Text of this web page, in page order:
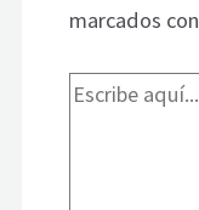
marcados con